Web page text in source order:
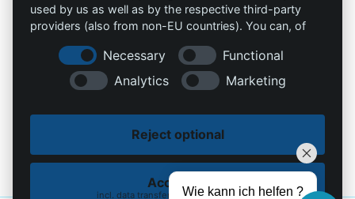
Kontakt
info@die-schutzprofis.de
Wohlenbergstraße 6
30179 Hannover
used by us as well as by the respective third-party
providers (also from non-EU countries). You can, of
Necessary
Functional
Analytics
Marketing
Reject optional
Accept all
incl. data transfer to non-EU countries
Wie kann ich helfen ?